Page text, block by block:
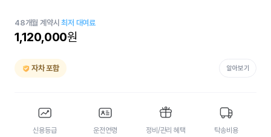
48개월 계약시최저 대여료
1,120,000원
자차 포함 알아보기
신용등급 운전연령 정비/관리 혜택 탁송비용